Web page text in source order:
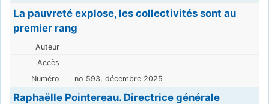
La pauvreté explose, les collectivités sont au
premier rang
no 593, décembre 2025
Raphaëlle Pointereau. Directrice générale